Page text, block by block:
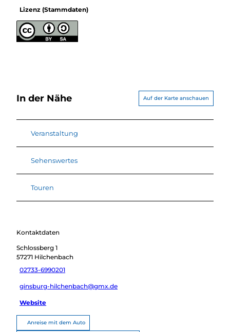
Lizenz (Stammdaten)
In der Nähe Auf der Karte anschauen
Veranstaltung
Sehenswertes
Touren
Kontaktdaten
Schlossberg 1
57271 Hilchenbach
02733-6990201
ginsburg-hilchenbach@gmx.de
Website
Anreise mit dem Auto